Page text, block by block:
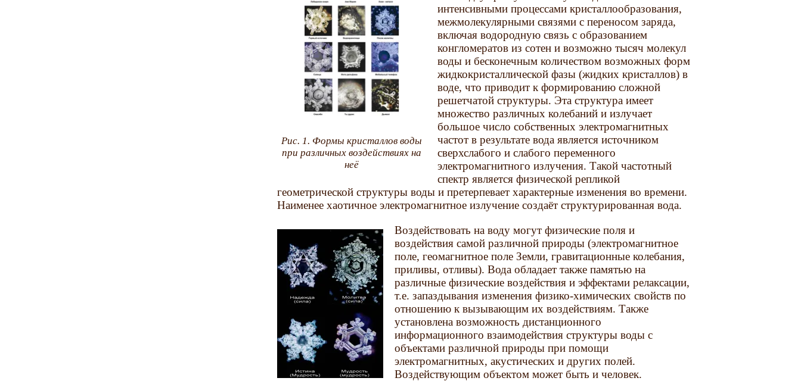
Рис. 1. Формы кристаллов воды
при различных воздействиях на
неё
интенсивными процессами кристаллообразования,
межмолекулярными связями с переносом заряда,
включая водородную связь с образованием
конгломератов из сотен и возможно тысяч молекул
воды и бесконечным количеством возможных форм
жидкокристаллической фазы (жидких кристаллов) в
воде, что приводит к формированию сложной
решетчатой структуры. Эта структура имеет
множество различных колебаний и излучает
большое число собственных электромагнитных
частот в результате вода является источником
сверхслабого и слабого переменного
электромагнитного излучения. Такой частотный
спектр является физической репликой
геометрической структуры воды и претерпевает характерные изменения во времени.
Наименее хаотичное электромагнитное излучение создаёт структурированная вода.
Воздействовать на воду могут физические поля и
воздействия самой различной природы (электромагнитное
поле, геомагнитное поле Земли, гравитационные колебания,
приливы, отливы). Вода обладает также памятью на
различные физические воздействия и эффектами релаксации,
т.е. запаздывания изменения физико-химических свойств по
отношению к вызывающим их воздействиям. Также
установлена возможность дистанционного
информационного взаимодействия структуры воды с
объектами различной природы при помощи
электромагнитных, акустических и других полей.
Воздействующим объектом может быть и человек.